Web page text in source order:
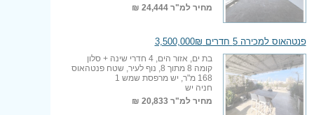
מחיר למ"ר24,444 ₪
פנטהאוס למכירה 5 חדרים 3,500,000₪
בת ים, אזור הים, 4 חדרי שינה + סלון
קומה 8 מתוך 8, נוף לעיר, שטח פנטהאוס
168 מ"ר, יש מרפסת שמש 1
חניה יש
מחיר למ"ר20,833 ₪